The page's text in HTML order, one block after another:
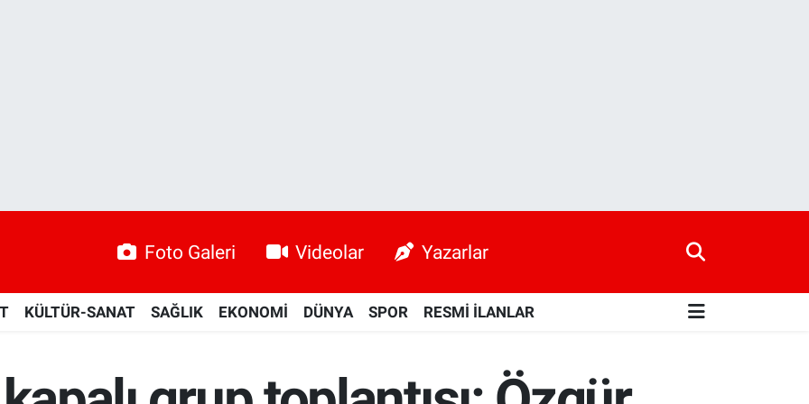
Foto Galeri Videolar Yazarlar
KÜLTÜR-SANAT SAĞLIK EKONOMİ DÜNYA SPOR RESMİ İLANLAR